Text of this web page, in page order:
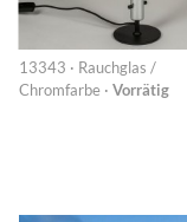
13343 · Rauchglas /
Chromfarbe · Vorrätig